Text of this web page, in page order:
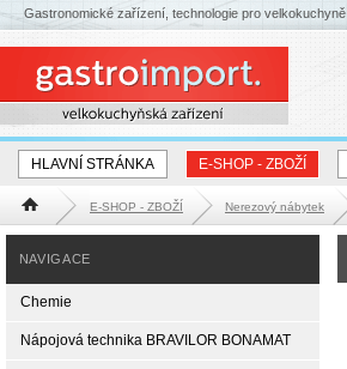
HLAVNÍ STRÁNKA E-SHOP - ZBOŽÍ
Hlavní stránka E-SHOP - ZBOŽÍ Nerezový nábytek
NAVIGACE
Chemie
Nápojová technika BRAVILOR BONAMAT
Gastronomické zařízení, technologie pro velkokuchyně